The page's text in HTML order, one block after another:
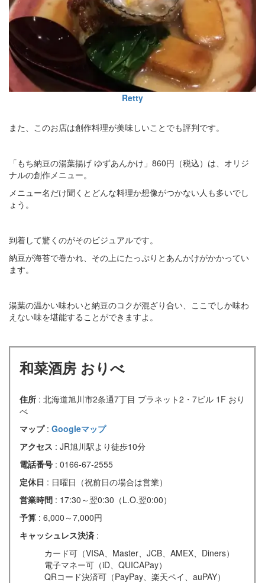
Retty
また、このお店は創作料理が美味しいことでも評判です。
「もち納豆の湯葉揚げ ゆずあんかけ」860円（税込）は、オリジ
ナルの創作メニュー。
メニュー名だけ聞くとどんな料理か想像がつかない人も多いでし
ょう。
到着して驚くのがそのビジュアルです。
納豆が海苔で巻かれ、その上にたっぷりとあんかけがかかってい
ます。
湯葉の温かい味わいと納豆のコクが混ざり合い、ここでしか味わ
えない味を堪能することができますよ。
和菜酒房 おりべ
住所 : 北海道旭川市2条通7丁目 プラネット2・7ビル 1F おり
べ
マップ : Googleマップ
アクセス : JR旭川駅より徒歩10分
電話番号 : 0166-67-2555
定休日 : 日曜日（祝前日の場合は営業）
営業時間 : 17:30～翌0:30（L.O.翌0:00）
予算 : 6,000～7,000円
キャッシュレス決済 :
カード可（VISA、Master、JCB、AMEX、Diners）
電子マネー可（iD、QUICAPay）
QRコード決済可（PayPay、楽天ペイ、auPAY）